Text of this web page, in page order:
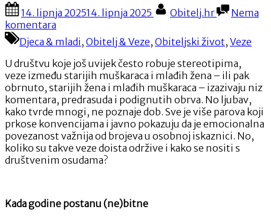
Posted
on
14. lipnja 202514. lipnja 2025 By
Obitelj.hr
Nema
komentara
Ljubav
bez
granica:
Ima
li
budućnost
veza
između
starijih
i
mlađih
Djeca & mladi , Obitelj & Veze, Obiteljski život, Veze
U društvu koje još uvijek često robuje stereotipima,
veze između starijih muškaraca i mlađih žena – ili pak
obrnuto, starijih žena i mlađih muškaraca – izazivaju niz
komentara, predrasuda i podignutih obrva. No ljubav,
kako tvrde mnogi, ne poznaje dob. Sve je više parova koji
prkose konvencijama i javno pokazuju da je emocionalna
povezanost važnija od brojeva u osobnoj iskaznici. No,
koliko su takve veze doista održive i kako se nositi s
društvenim osudama?
Kada godine postanu (ne)bitne